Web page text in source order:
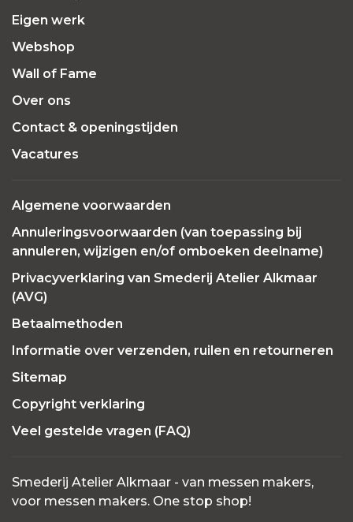
Eigen werk
Webshop
Wall of Fame
Over ons
Contact & openingstijden
Vacatures
Algemene voorwaarden
Annuleringsvoorwaarden (van toepassing bij
annuleren, wijzigen en/of omboeken deelname)
Privacyverklaring van Smederij Atelier Alkmaar
(AVG)
Betaalmethoden
Informatie over verzenden, ruilen en retourneren
Sitemap
Copyright verklaring
Veel gestelde vragen (FAQ)
Smederij Atelier Alkmaar - van messen makers,
voor messen makers. One stop shop!